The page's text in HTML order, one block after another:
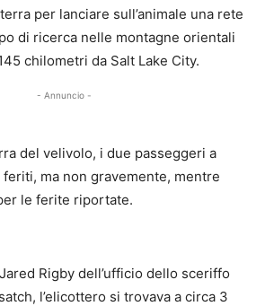
per lanciare sull’animale una rete
di ricerca nelle montagne orientali
chilometri da Salt Lake City.
- Annuncio -
del velivolo, i due passeggeri a
ma non gravemente, mentre
le ferite riportate.
Rigby dell’ufficio dello sceriffo
l’elicottero si trovava a circa 3